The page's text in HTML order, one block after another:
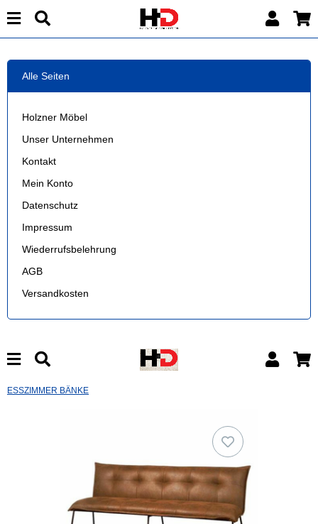
Alle Seiten
Holzner Möbel
Unser Unternehmen
Kontakt
Mein Konto
Datenschutz
Impressum
Wiederrufsbelehrung
AGB
Versandkosten
ESSZIMMER BÄNKE